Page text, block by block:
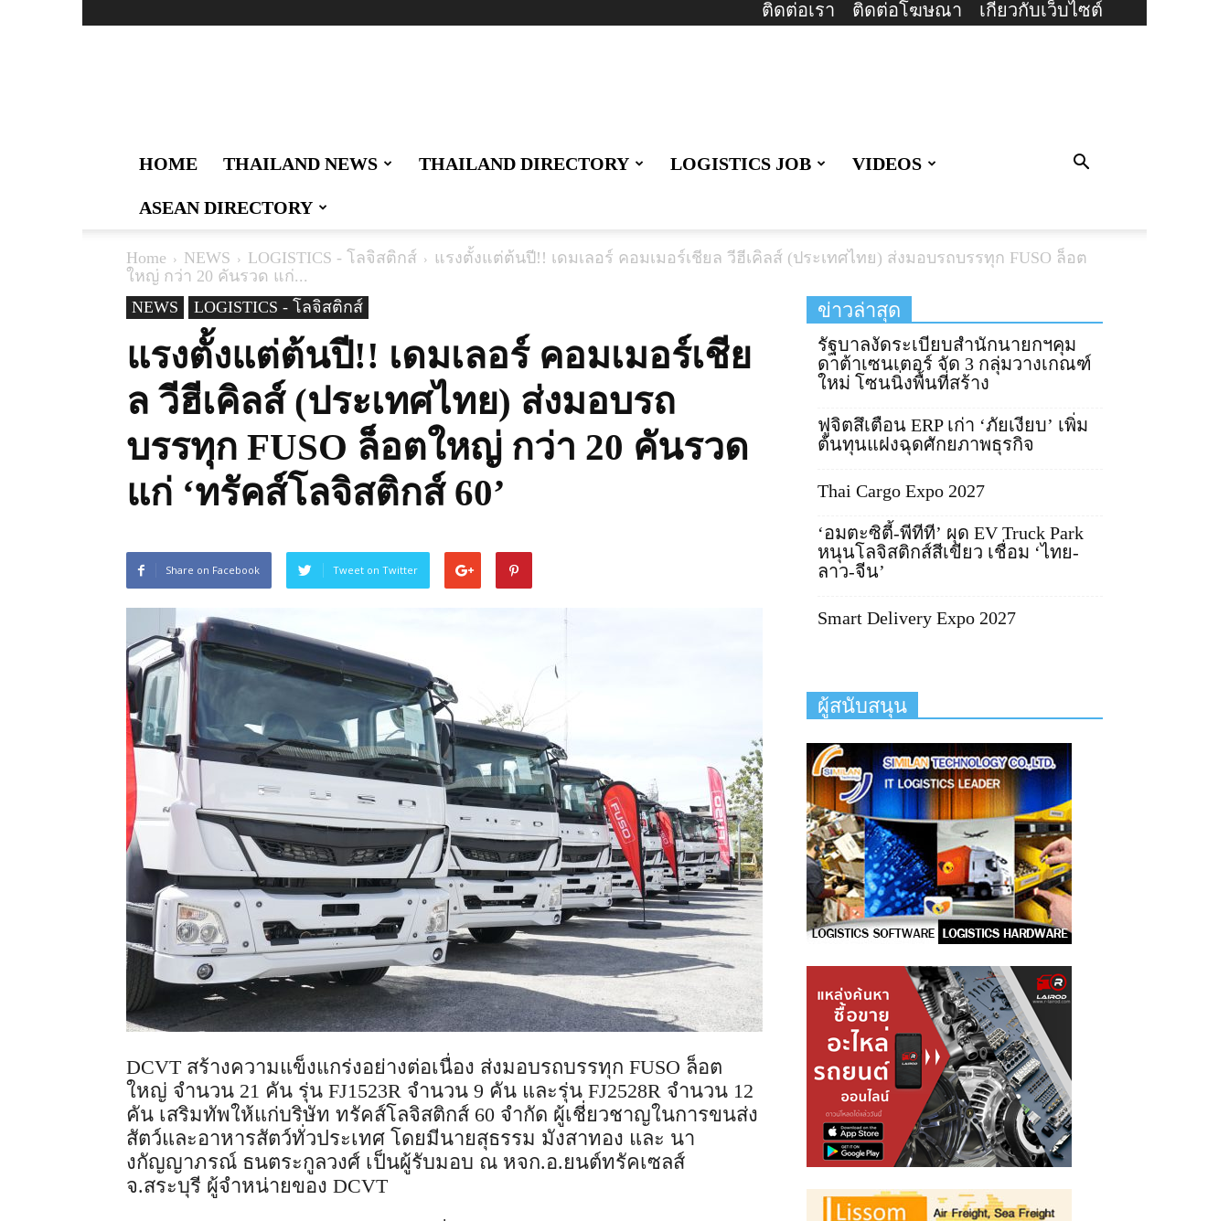
ติดต่อเรา ติดต่อโฆษณา เกี่ยวกับเว็บไซต์
ข่าวสาร
เทคโนโลยี
สื่อสาร
คมนาคม
งาน
และ
สังคม
ด้าน
โล
จิ
สติ
กส์
ประเทศไทย
HOME THAILAND NEWS THAILAND DIRECTORY LOGISTICS JOB VIDEOS
ASEAN DIRECTORY
Home NEWS LOGISTICS - โลจิสติกส์
แรงตั้งแต่ต้นปี!! เดมเลอร์ คอมเมอร์เชียล วีฮีเคิลส์ (ประเทศไทย) ส่งมอบรถบรรทุก FUSO ล็อต
ใหญ่ กว่า 20 คันรวด แก่...
NEWS
LOGISTICS - โลจิสติกส์
แรงตั้งแต่ต้นปี!! เดมเลอร์ คอมเมอร์เชีย
ล วีฮีเคิลส์ (ประเทศไทย) ส่งมอบรถ
บรรทุก FUSO ล็อตใหญ่ กว่า 20 คันรวด
แก่ ‘ทรัคส์โลจิสติกส์ 60’
Share on Facebook Tweet on Twitter
DCVT สร้างความแข็งแกร่งอย่างต่อเนื่อง ส่งมอบรถบรรทุก FUSO ล็อต
ใหญ่ จำนวน 21 คัน รุ่น FJ1523R จำนวน 9 คัน และรุ่น FJ2528R จำนวน 12
คัน เสริมทัพให้แก่บริษัท ทรัคส์โลจิสติกส์ 60 จำกัด ผู้เชี่ยวชาญในการขนส่ง
สัตว์และอาหารสัตว์ทั่วประเทศ โดยมีนายสุธรรม มังสาทอง และ นา
งกัญญาภรณ์ ธนตระกูลวงศ์ เป็นผู้รับมอบ ณ หจก.อ.ยนต์ทรัคเซลส์
จ.สระบุรี ผู้จำหน่ายของ DCVT
ข่าวล่าสุด
รัฐบาลงัดระเบียบสำนักนายกฯคุม
ดาต้าเซนเตอร์ จัด 3 กลุ่มวางเกณฑ์
ใหม่ โซนนิ่งพื้นที่สร้าง
ฟูจิตสึเตือน ERP เก่า ‘ภัยเงียบ’ เพิ่ม
ต้นทุนแฝงฉุดศักยภาพธุรกิจ
Thai Cargo Expo 2027
‘อมตะซิตี้-พีทีที’ ผุด EV Truck Park
หนุนโลจิสติกส์สีเขียว เชื่อม ‘ไทย-
ลาว-จีน’
Smart Delivery Expo 2027
ผู้สนับสนุน